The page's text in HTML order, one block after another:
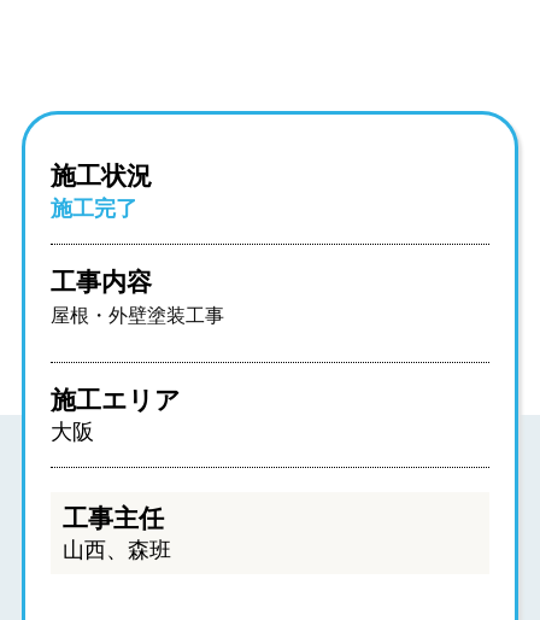
施工状況
施工完了
工事内容
屋根・外壁塗装工事
施工エリア
大阪
工事主任
山西、森班